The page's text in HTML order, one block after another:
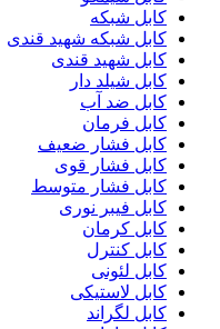
کابل شبکه
کابل شبکه شهید قندی
کابل شهید قندی
کابل شیلد دار
کابل ضد آب
کابل فرمان
کابل فشار ضعیف
کابل فشار قوی
کابل فشار متوسط
کابل فیبر نوری
کابل کرمان
کابل کنترل
کابل لئونی
کابل لاستیکی
کابل لگراند